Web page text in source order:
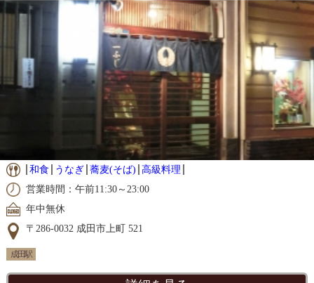
和食 うなぎ 蕎麦(そば) 高級料理
営業時間：午前11:30～23:00
年中無休
〒286-0032 成田市上町 521
成田駅